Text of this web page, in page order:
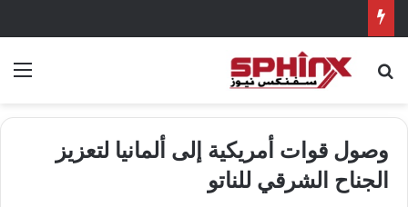
بحث عن
وصول قوات أمريكية إلى ألمانيا لتعزيز
الجناح الشرقي للناتو